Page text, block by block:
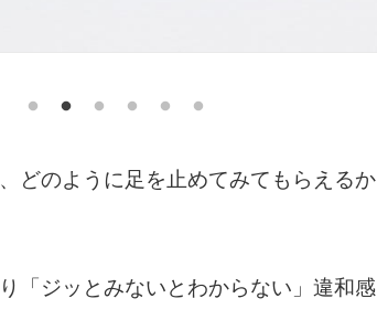
どのように足を止めてみてもらえるか
「ジッとみないとわからない」違和感